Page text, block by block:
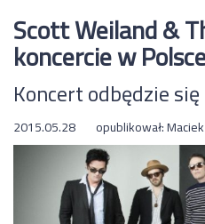
Scott Weiland &
koncercie w
Koncert odbędzie
2015.05.28 opublikował: